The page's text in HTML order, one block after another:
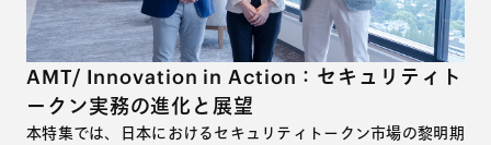
AMT/ Innovation in Action：セキュリティト
ークン実務の進化と展望
本特集では、日本におけるセキュリティトークン市場の黎明期